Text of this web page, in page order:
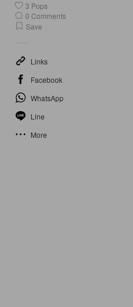
3 Pops
0 Comments
Save
Links
Facebook
WhatsApp
Line
More